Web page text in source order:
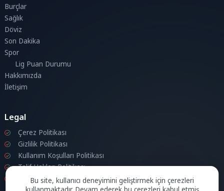
Burçlar
Sağlık
Döviz
Son Dakika
Spor
Lig Puan Durumu
Hakkımızda
İletişim
Legal
Çerez Politikası
Gizlilik Politikası
Kullanım Koşulları Politikası
Telif Hakları Politikası
İletişim
Bu site, kullanıcı deneyimini geliştirmek için çerezleri